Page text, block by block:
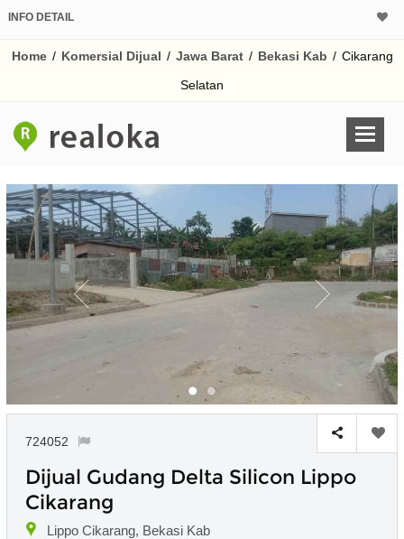
INFO DETAIL
Home / Komersial Dijual / Jawa Barat / Bekasi Kab / Cikarang
Selatan
724052
Dijual Gudang Delta Silicon Lippo
Cikarang
Lippo Cikarang, Bekasi Kab
Harga Rp
% /th
Untuk hasil simulasi
pada kotak-
Simpan